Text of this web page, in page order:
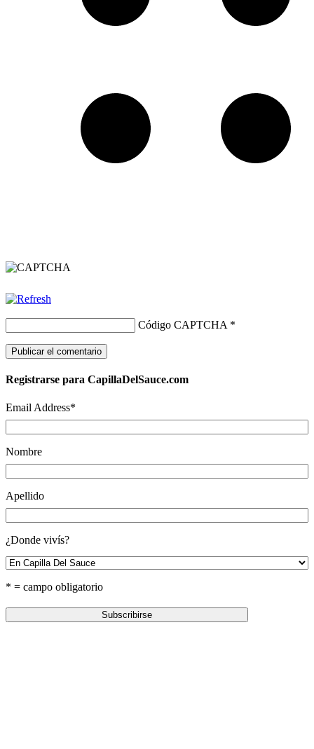
Código CAPTCHA *
Registrarse para CapillaDelSauce.com
Email Address*
Nombre
Apellido
¿Donde vivís?
* = campo obligatorio